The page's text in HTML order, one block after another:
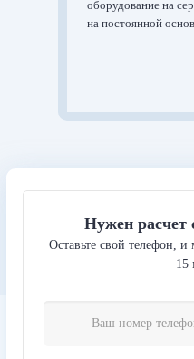
оборудование на
на постоянной
Нужен расчет
Оставьте свой телефон,
15